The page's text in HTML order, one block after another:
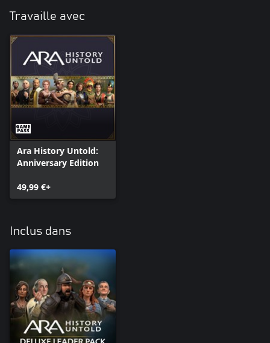
Travaille avec
Ara History Untold:
Anniversary Edition
49,99 €+
Inclus dans